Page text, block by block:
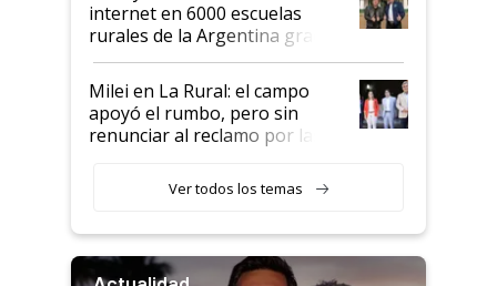
internet en 6000 escuelas
rurales de la Argentina gracias
a un acuerdo con Starlink
Milei en La Rural: el campo
apoyó el rumbo, pero sin
renunciar al reclamo por las
Ver todos los temas